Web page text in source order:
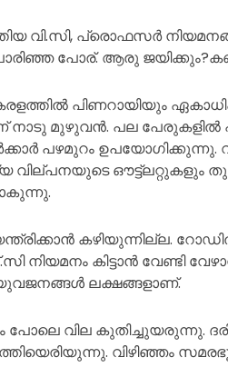
വി.സി, പ്രൊഫസർ
പോര്. ആരു
പിണറായിയും
നാടു മുഴുവൻ. പല പേരുകളിൽ
പഴമുറം ഉപയോഗിക്കുന്നു.
വില്പനയുടെ
കഴിയുന്നില്ല.
നിയമനം കിട്ടാൻ വേണ്ടി
ലക്ഷങ്ങളാണ്.
വില കുതിച്ചുയരുന്നു.
വിഴിഞ്ഞം